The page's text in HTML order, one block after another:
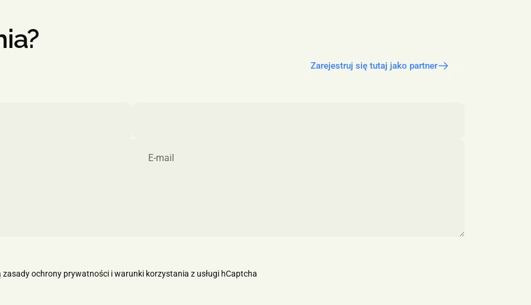
Zarejestruj się tutaj jako partner
E-mail
zasady ochrony prywatności iwarunki korzystania z usługi hCaptcha